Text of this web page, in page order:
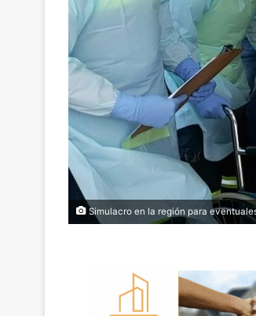
Simulacro en la región para